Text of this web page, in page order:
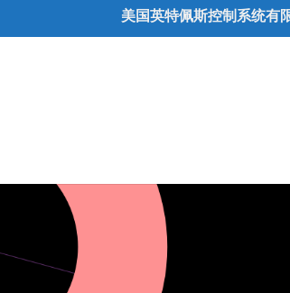
美国英特佩斯控制系统有